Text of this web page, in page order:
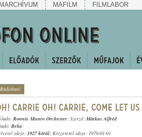
MAFILM FILMLABOR
Ronnie Munro Orchester; Szerző: Márkus Alfréd
Beka;
ideje: 1927 körül; Közzététel ideje: 1970-01-01